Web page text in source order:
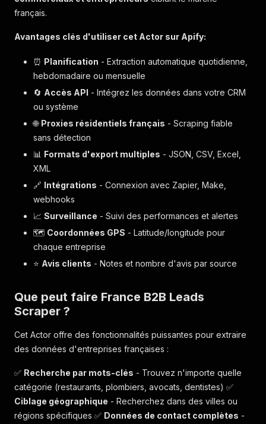
français.
Avantages clés d'utiliser cet Actor sur Apify:
⏰ Planification - Extraction automatique quotidienne,
hebdomadaire ou mensuelle
🔄 Accès API - Intégrez les données dans votre CRM
ou système
🌐 Proxies résidentiels français - Scraping fiable
sans détection
📊 Formats d'export multiples - JSON, CSV, Excel,
XML
🔗 Intégrations - Connexion avec Zapier, Make,
webhooks
📈 Surveillance - Suivi des performances et alertes
🗺️ Coordonnées GPS - Latitude/longitude pour
chaque entreprise
⭐ Avis clients - Notes et nombre d'avis par source
Que peut faire France B2B Leads
Scraper ?
Cet Actor offre des fonctionnalités puissantes pour extraire
des données d'entreprises françaises :
✅ Recherche par mots-clés - Trouvez n'importe quelle
catégorie (restaurants, plombiers, avocats, dentistes) ✅
Ciblage géographique - Recherchez dans des villes ou
régions spécifiques ✅ Données de contact complètes -